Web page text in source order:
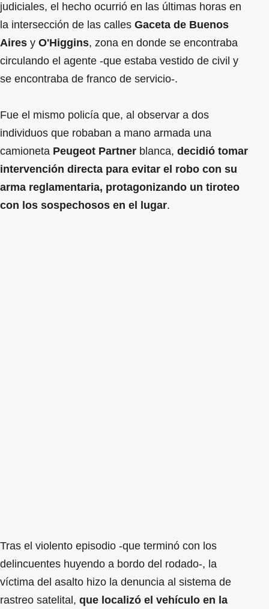
judiciales, el hecho ocurrió en las últimas horas en
la intersección de las calles Gaceta de Buenos
Aires y O'Higgins, zona en donde se encontraba
circulando el agente -que estaba vestido de civil y
se encontraba de franco de servicio-.
Fue el mismo policía que, al observar a dos
individuos que robaban a mano armada una
camioneta Peugeot Partner blanca, decidió tomar
intervención directa para evitar el robo con su
arma reglamentaria, protagonizando un tiroteo
con los sospechosos en el lugar.
Tras el violento episodio -que terminó con los
delincuentes huyendo a bordo del rodado-, la
víctima del asalto hizo la denuncia al sistema de
rastreo satelital, que localizó el vehículo en la